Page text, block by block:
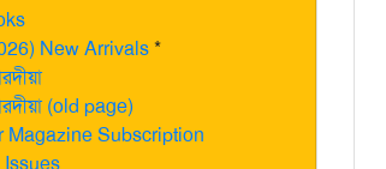
New Arrivals*
(old page)
Magazine Subscription